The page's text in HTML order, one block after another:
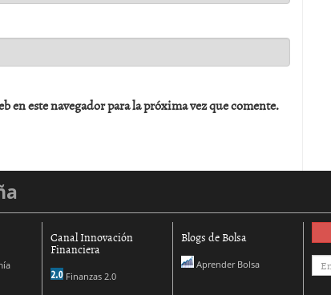
este navegador para la próxima vez que comente.
Canal Innovación
Financiera
Finanzas 2.0
Blogs de Bolsa
Aprender Bolsa